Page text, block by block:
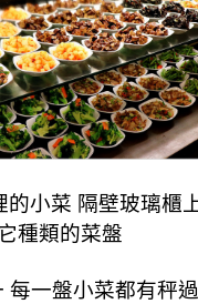
的小菜 隔壁玻璃櫃
種類的菜盤
每一盤小菜都有秤